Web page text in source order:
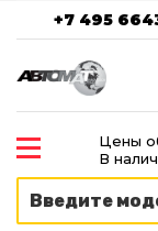
+7 495
Цены
В